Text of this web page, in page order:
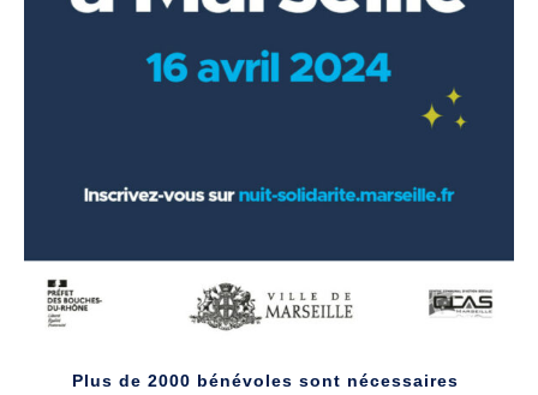
Plus de 2000 bénévoles sont nécessaires